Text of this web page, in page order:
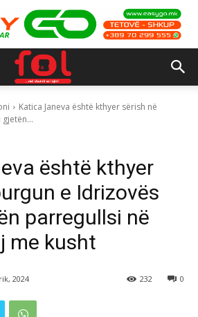
Katica Janeva është kthyer sërish në
është kthyer
e Idrizovës
parregullsi në
me kusht
2024 0
232